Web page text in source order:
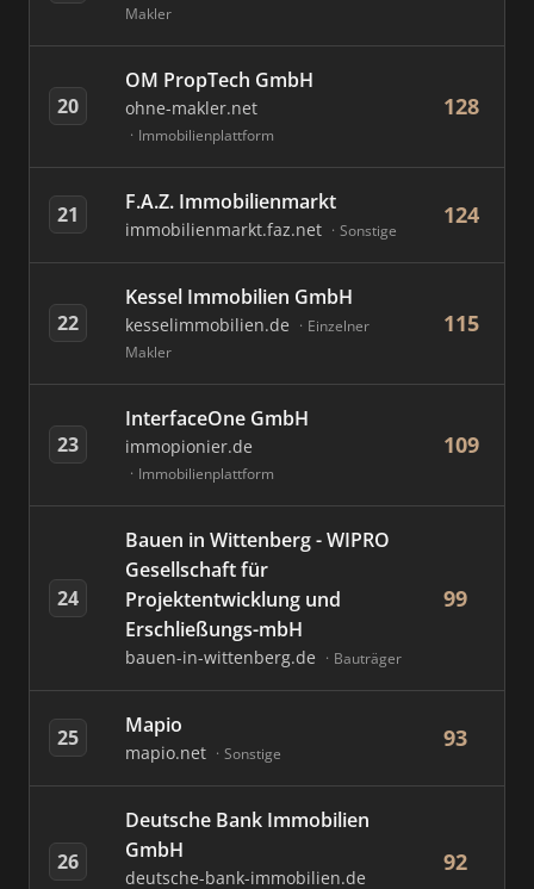
Makler
20
OM PropTech GmbH
ohne-makler.net
Immobilienplattform
128
21 F.A.Z. Immobilienmarkt
immobilienmarkt.faz.net Sonstige
124
22
Kessel Immobilien GmbH
kesselimmobilien.de
Einzelner
Makler
115
23
InterfaceOne GmbH
immopionier.de
Immobilienplattform
109
24
Bauen in Wittenberg - WIPRO
Gesellschaft für
Projektentwicklung und
Erschließungs-mbH
bauen-in-wittenberg.de Bauträger
99
25 Mapio
mapio.net Sonstige
93
26
Deutsche Bank Immobilien
GmbH
deutsche-bank-immobilien.de
92